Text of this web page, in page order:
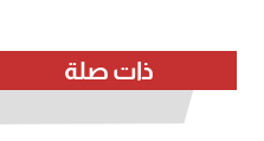
ذات صلة